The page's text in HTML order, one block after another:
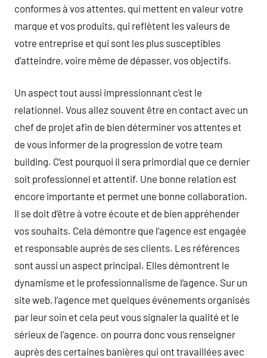
conformes à vos attentes, qui mettent en valeur votre
marque et vos produits, qui reflètent les valeurs de
votre entreprise et qui sont les plus susceptibles
d’atteindre, voire même de dépasser, vos objectifs.
Un aspect tout aussi impressionnant c’est le
relationnel. Vous allez souvent être en contact avec un
chef de projet afin de bien déterminer vos attentes et
de vous informer de la progression de votre team
building. C’est pourquoi il sera primordial que ce dernier
soit professionnel et attentif. Une bonne relation est
encore importante et permet une bonne collaboration.
Il se doit d’être à votre écoute et de bien appréhender
vos souhaits. Cela démontre que l’agence est engagée
et responsable auprès de ses clients. Les références
sont aussi un aspect principal. Elles démontrent le
dynamisme et le professionnalisme de l‘agence. Sur un
site web, l’agence met quelques événements organisés
par leur soin et cela peut vous signaler la qualité et le
sérieux de l’agence. on pourra donc vous renseigner
auprès des certaines banières qui ont travaillées avec